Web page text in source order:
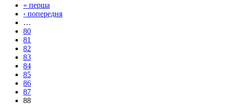
« перша
‹ попередня
…
80
81
82
83
84
85
86
87
88